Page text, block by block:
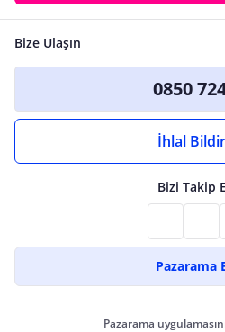
Bize Ulaşın
0850
İhlal
Bizi Takip
Pazarama
Pazarama